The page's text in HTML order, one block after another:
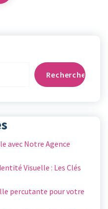
Rechercher
avec Notre Agence
Visuelle : Les Clés
percutante pour votre